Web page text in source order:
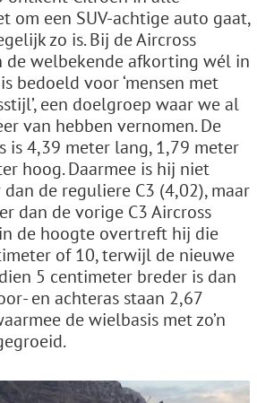
om een SUV-achtige auto gaat,
zo is. Bij de Aircross
de welbekende afkorting wél in
bedoeld voor ‘mensen met
een doelgroep waar we al
van hebben vernomen. De
is 4,39 meter lang, 1,79 meter
hoog. Daarmee is hij niet
de reguliere C3 (4,02), maar
dan de vorige C3 Aircross
de hoogte overtreft hij die
of 10, terwijl de nieuwe
5 centimeter breder is dan
en achteras staan 2,67
de wielbasis met zo’n